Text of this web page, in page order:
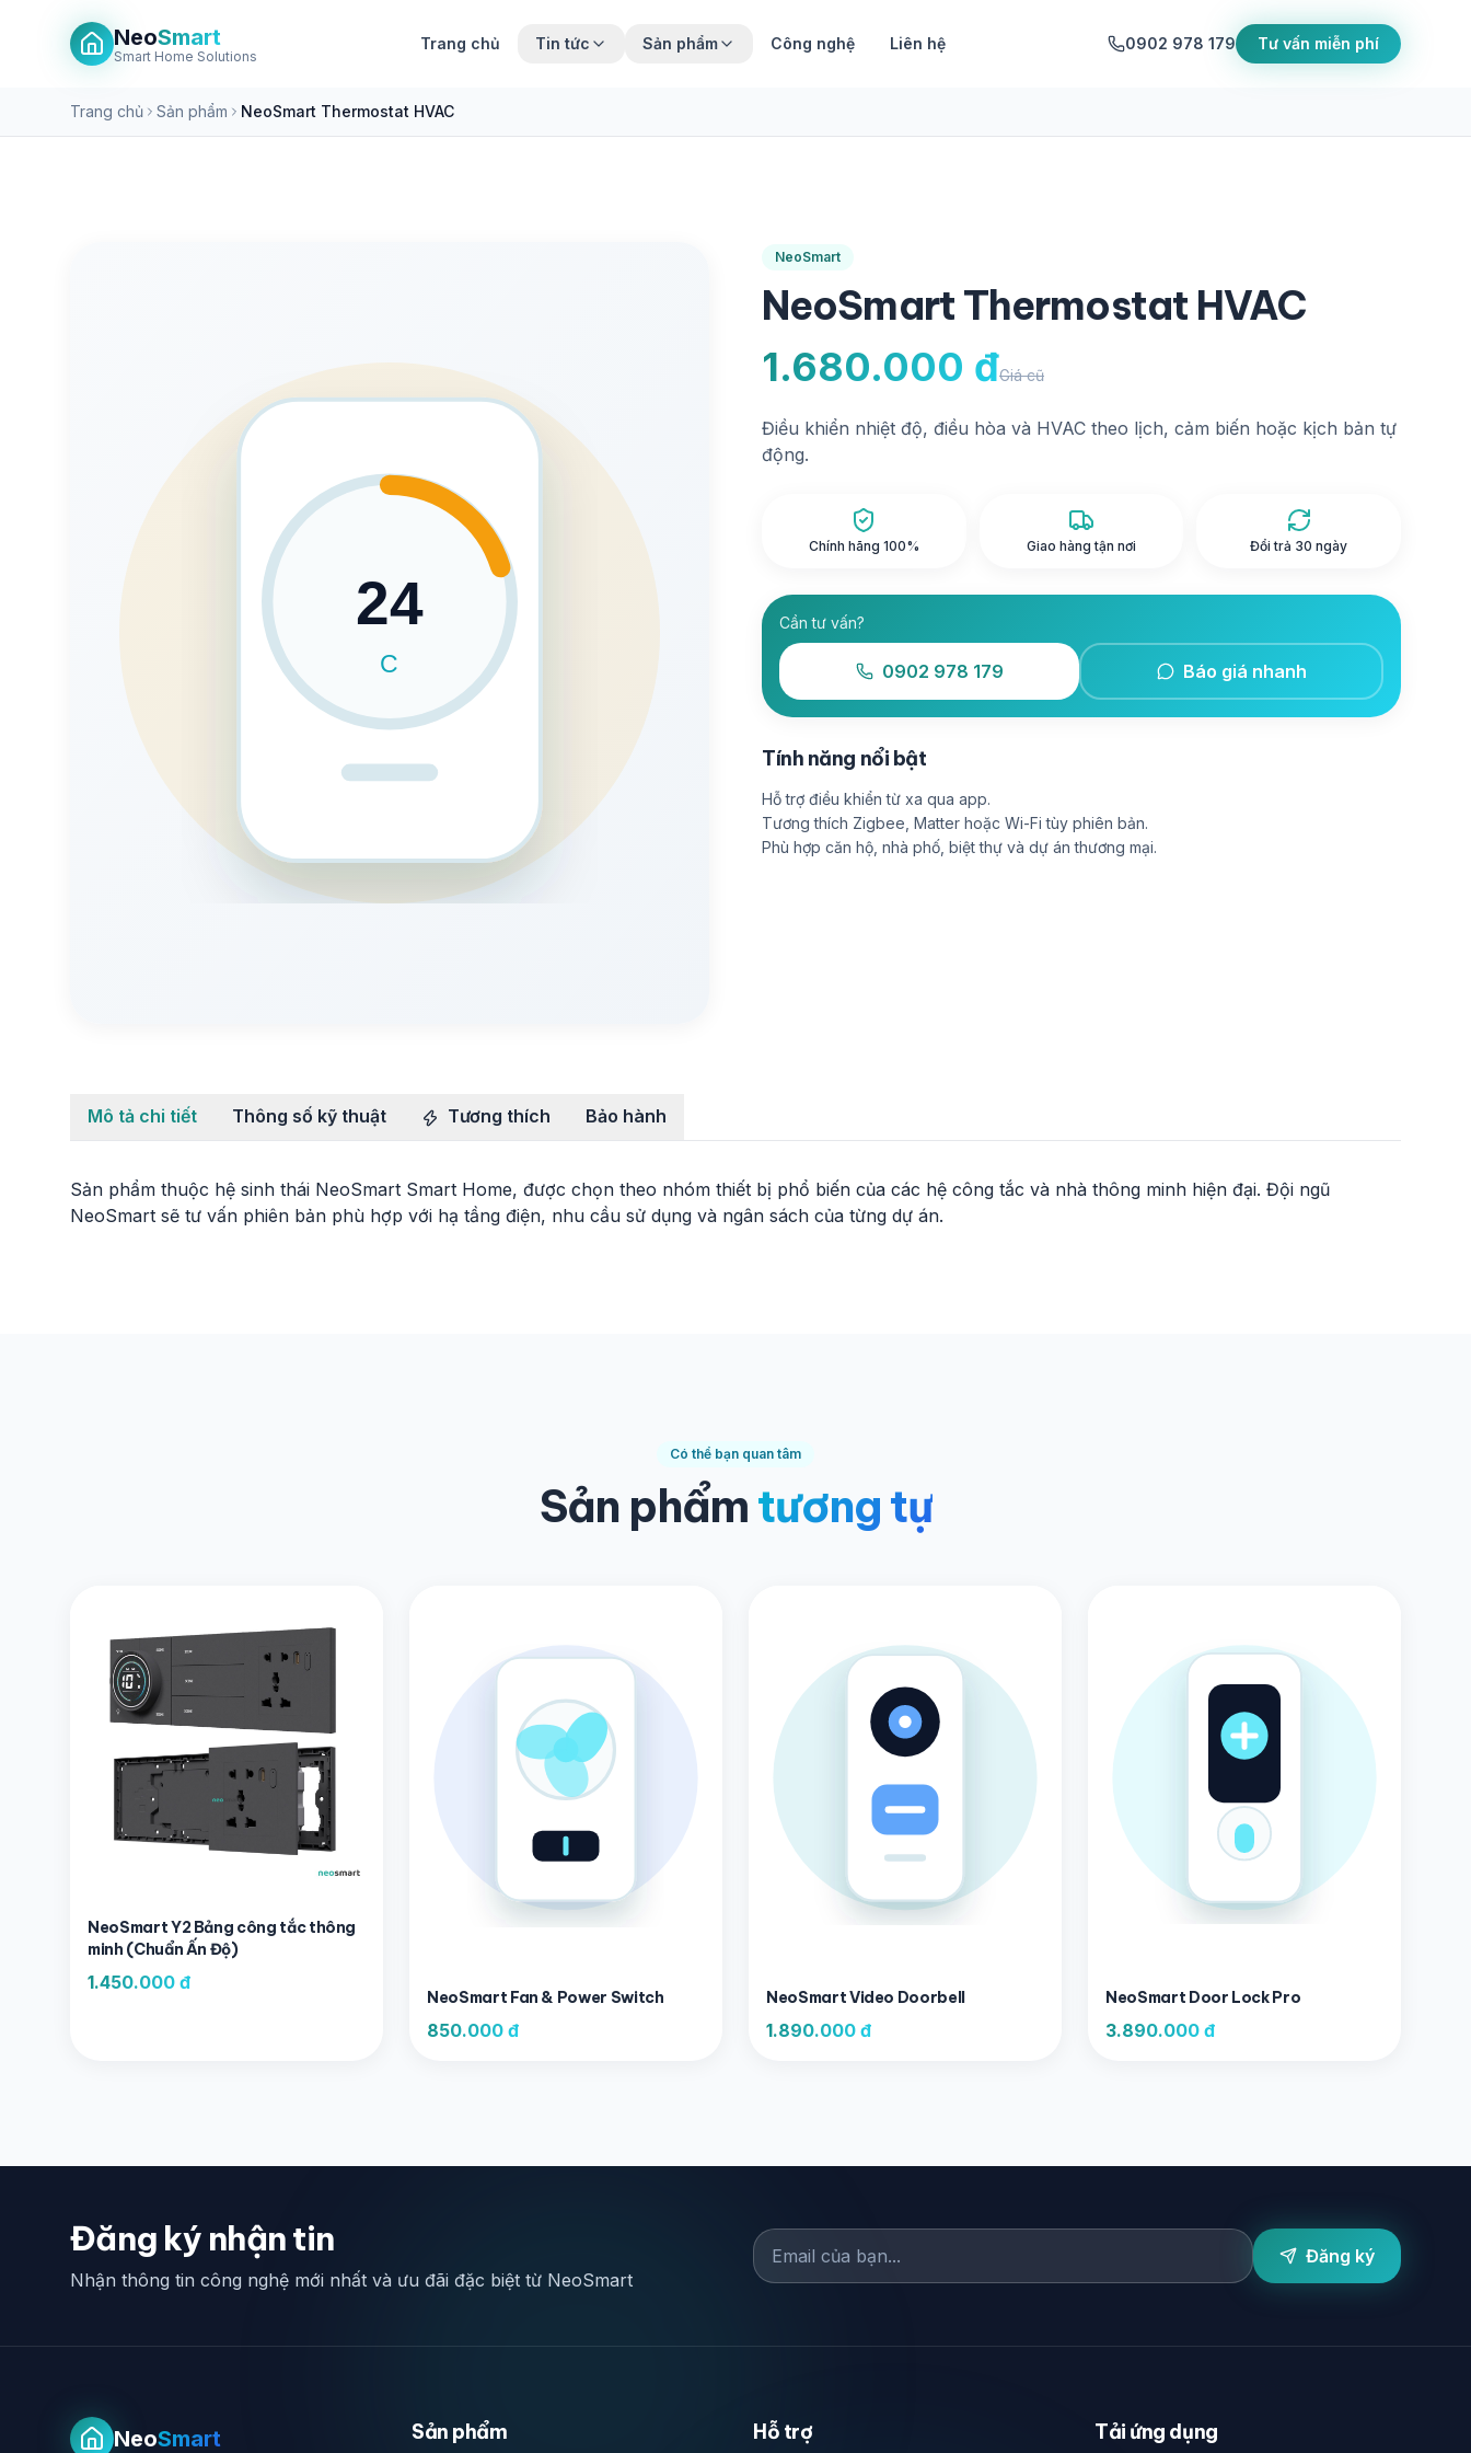
NeoSmart
Smart Home Solutions
Trang chủ Tin tức Sản phẩm Công nghệ Liên hệ 0902 978 179 Tư vấn miễn phí
Trang chủ Sản phẩm NeoSmart Thermostat HVAC
NeoSmart
NeoSmart Thermostat HVAC
1.680.000 đGiá cũ
Điều khiển nhiệt độ, điều hòa và HVAC theo lịch, cảm biến hoặc kịch bản tự
động.
Chính hãng 100% Giao hàng tận nơi Đổi trả 30 ngày
Cần tư vấn?
0902 978 179 Báo giá nhanh
Tính năng nổi bật
Hỗ trợ điều khiển từ xa qua app.
Tương thích Zigbee, Matter hoặc Wi-Fi tùy phiên bản.
Phù hợp căn hộ, nhà phố, biệt thự và dự án thương mại.
Mô tả chi tiết Thông số kỹ thuật Tương thích Bảo hành
Sản phẩm thuộc hệ sinh thái NeoSmart Smart Home, được chọn theo nhóm thiết bị phổ biến của các hệ công tắc và nhà thông minh hiện đại. Đội ngũ
NeoSmart sẽ tư vấn phiên bản phù hợp với hạ tầng điện, nhu cầu sử dụng và ngân sách của từng dự án.
Có thể bạn quan tâm
Sản phẩmtương tự
NeoSmart Y2 Bảng công tắc thông
minh (Chuẩn Ấn Độ)
1.450.000 đ
NeoSmart Fan & Power Switch
850.000 đ
NeoSmart Video Doorbell
1.890.000 đ
NeoSmart Door Lock Pro
3.890.000 đ
Đăng ký nhận tin
Nhận thông tin công nghệ mới nhất và ưu đãi đặc biệt từ NeoSmart
Đăng ký
NeoSmart Sản phẩm Hỗ trợ Tải ứng dụng